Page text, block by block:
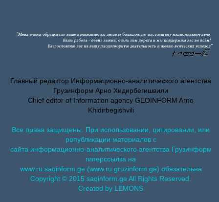
Главный редактор Информационно-аналитического агентства
Грузинформ Арно Хидирбегишвили
Chief editor of Information agency GEOINFORM Arno
Khidirbegishvili
Все права защищены. При использовании, цитировании, или
републикации материалов с
сайта информационно-аналитического агентства Грузинформ
гиперссылка на
www.ru.saqinform.ge (www.ru.gruzinform.ge) обязательна.
Copyright © 2015 saqinform.ge All Rights Reserved.
Created by LEMONS